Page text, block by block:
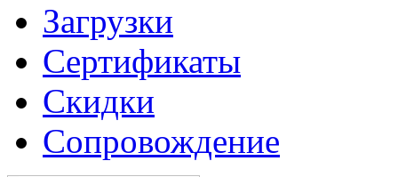
Загрузки
Сертификаты
Скидки
Сопровождение